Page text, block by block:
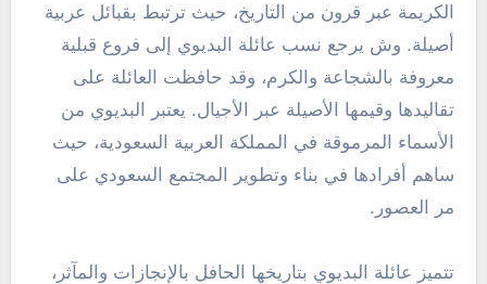
الكريمة عبر قرون من التاريخ، حيث ترتبط بقبائل عربية
أصيلة. وش يرجع نسب عائلة البديوي إلى فروع قبلية
معروفة بالشجاعة والكرم، وقد حافظت العائلة على
تقاليدها وقيمها الأصيلة عبر الأجيال. يعتبر البديوي من
الأسماء المرموقة في المملكة العربية السعودية، حيث
ساهم أفرادها في بناء وتطوير المجتمع السعودي على
مر العصور.
تتميز عائلة البديوي بتاريخها الحافل بالإنجازات والمآثر،